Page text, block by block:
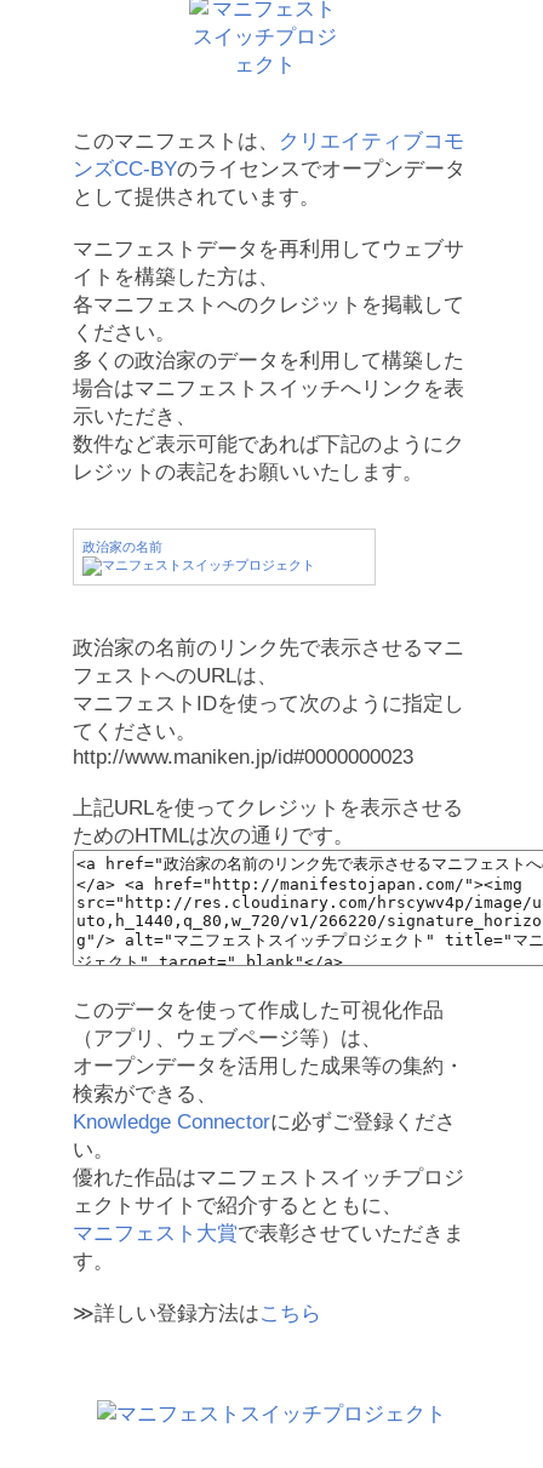
このマニフェストは、
クリエイティブコモ
ンズCC-BYのライセンスでオープンデータ
として提供されています。
マニフェストデータを再利用してウェブサ
イトを構築した方は、
各マニフェストへのクレジットを掲載して
ください。
多くの政治家のデータを利用して構築した
場合はマニフェストスイッチへリンクを表
示いただき、
数件など表示可能であれば下記のようにク
レジットの表記をお願いいたします。
政治家の名前
政治家の名前のリンク先で表示させるマニ
フェストへのURLは、
マニフェストIDを使って次のように指定し
てください。
http://www.maniken.jp/id#0000000023
上記URLを使ってクレジットを表示させる
ためのHTMLは次の通りです。
このデータを使って作成した可視化作品
（アプリ、ウェブページ等）は、
オープンデータを活用した成果等の集約・
検索ができる、
Knowledge Connectorに必ずご登録くださ
い。
優れた作品はマニフェストスイッチプロジ
ェクトサイトで紹介するとともに、
マニフェスト大賞で表彰させていただきま
す。
≫詳しい登録方法はこちら